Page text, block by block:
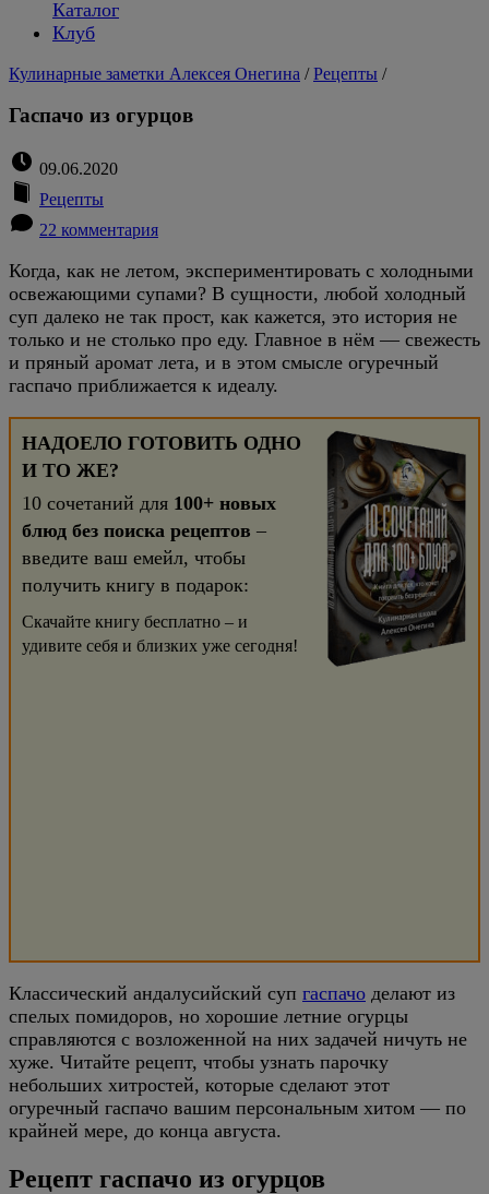
Каталог
Клуб
Кулинарные заметки Алексея Онегина /Рецепты /
Гаспачо из огурцов
09.06.2020
Рецепты
22 комментария
Когда, как не летом, экспериментировать с холодными
освежающими супами? В сущности, любой холодный
суп далеко не так прост, как кажется, это история не
только и не столько про еду. Главное в нём — свежесть
и пряный аромат лета, и в этом смысле огуречный
гаспачо приближается к идеалу.
НАДОЕЛО ГОТОВИТЬ ОДНО
И ТО ЖЕ?
10 сочетаний для 100+ новых
блюд без поиска рецептов –
введите ваш емейл, чтобы
получить книгу в подарок:
Скачайте книгу бесплатно – и
удивите себя и близких уже сегодня!
Классический андалусийский суп гаспачо делают из
спелых помидоров, но хорошие летние огурцы
справляются с возложенной на них задачей ничуть не
хуже. Читайте рецепт, чтобы узнать парочку
небольших хитростей, которые сделают этот
огуречный гаспачо вашим персональным хитом — по
крайней мере, до конца августа.
Рецепт гаспачо из огурцов